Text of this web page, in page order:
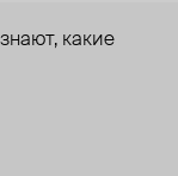
какие